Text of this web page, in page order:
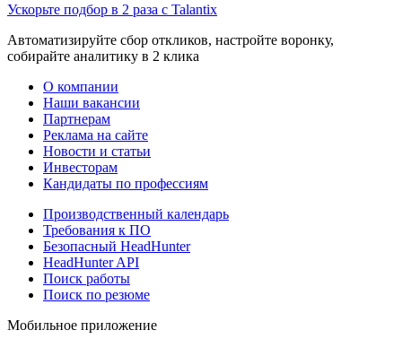
Ускорьте подбор в 2 раза с Talantix
Автоматизируйте сбор откликов, настройте воронку,
собирайте аналитику в 2 клика
О компании
Наши вакансии
Партнерам
Реклама на сайте
Новости и статьи
Инвесторам
Кандидаты по профессиям
Производственный календарь
Требования к ПО
Безопасный HeadHunter
HeadHunter API
Поиск работы
Поиск по резюме
Мобильное приложение